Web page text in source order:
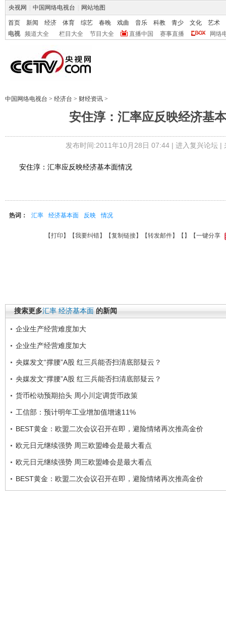
央视网 中国网络电视台 网站地图
首页 新闻 经济 体育 综艺 春晚 戏曲 音乐 科教 青少 文化
艺术
电视
频道大全 栏目大全 节目大全 直播中国 赛事直播 网络
中国网络电视台 > 经济台 > 财经资讯 >
安住淳：汇率应反映经济基
发布时间:2011年10月28日 07:44 | 进入复兴论坛|
安住淳：汇率应反映经济基本面情况
热词： 汇率 经济基本面 反映 情况
【打印 】【我要纠错】【复制链接】【转发邮件】【 】 【一键分享
搜索更多汇率 经济基本面 的新闻
企业生产经营难度加大
企业生产经营难度加大
央媒发文“撑腰”A股 红三兵能否扫清底部疑云？
央媒发文“撑腰”A股 红三兵能否扫清底部疑云？
货币松动预期抬头 周小川定调货币政策
工信部：预计明年工业增加值增速11%
BEST黄金：欧盟二次会议召开在即，避险情绪再次推高金价
欧元日元继续强势 周三欧盟峰会是最大看点
欧元日元继续强势 周三欧盟峰会是最大看点
BEST黄金：欧盟二次会议召开在即，避险情绪再次推高金价